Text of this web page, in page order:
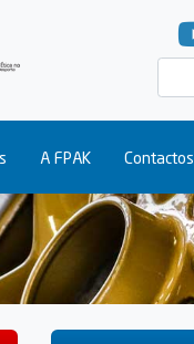
A FPAK Contactos